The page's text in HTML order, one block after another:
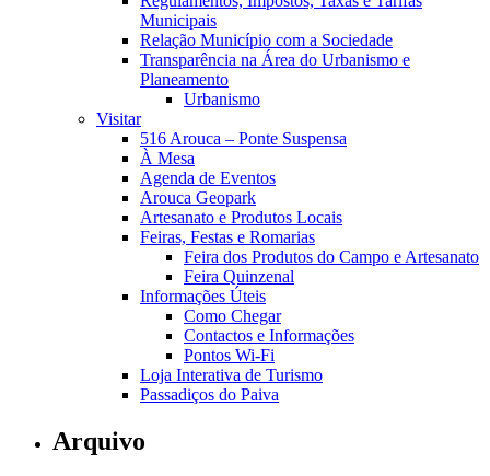
Municipais
Relação Município com a Sociedade
Transparência na Área do Urbanismo e
Planeamento
Urbanismo
Visitar
516 Arouca – Ponte Suspensa
À Mesa
Agenda de Eventos
Arouca Geopark
Artesanato e Produtos Locais
Feiras, Festas e Romarias
Feira dos Produtos do Campo e Artesanato
Feira Quinzenal
Informações Úteis
Como Chegar
Contactos e Informações
Pontos Wi-Fi
Loja Interativa de Turismo
Passadiços do Paiva
Arquivo